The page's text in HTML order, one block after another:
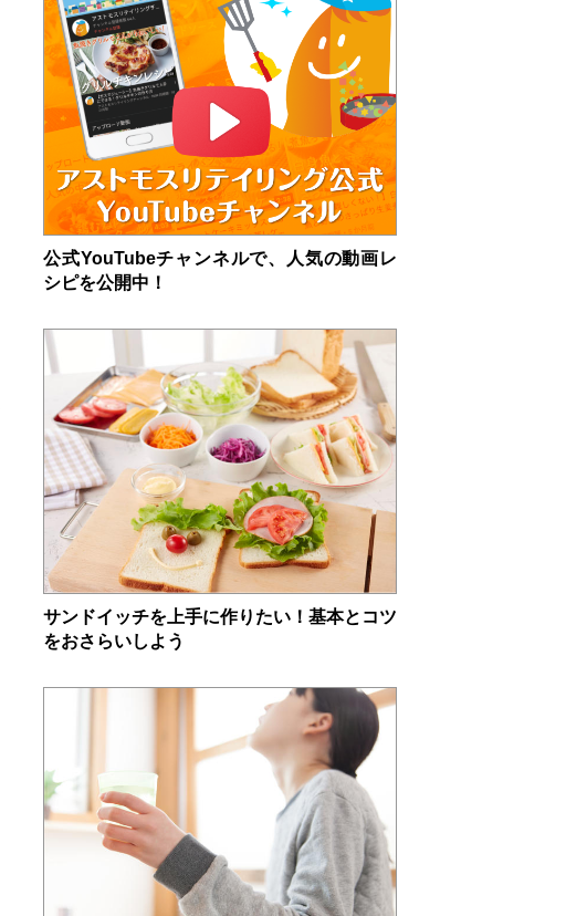
公式YouTubeチャンネルで、人気の動画レ
シピを公開中！
サンドイッチを上手に作りたい！基本とコツ
をおさらいしよう